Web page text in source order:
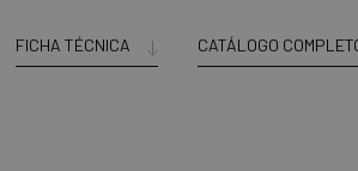
FICHA TÉCNICA CATÁLOGO